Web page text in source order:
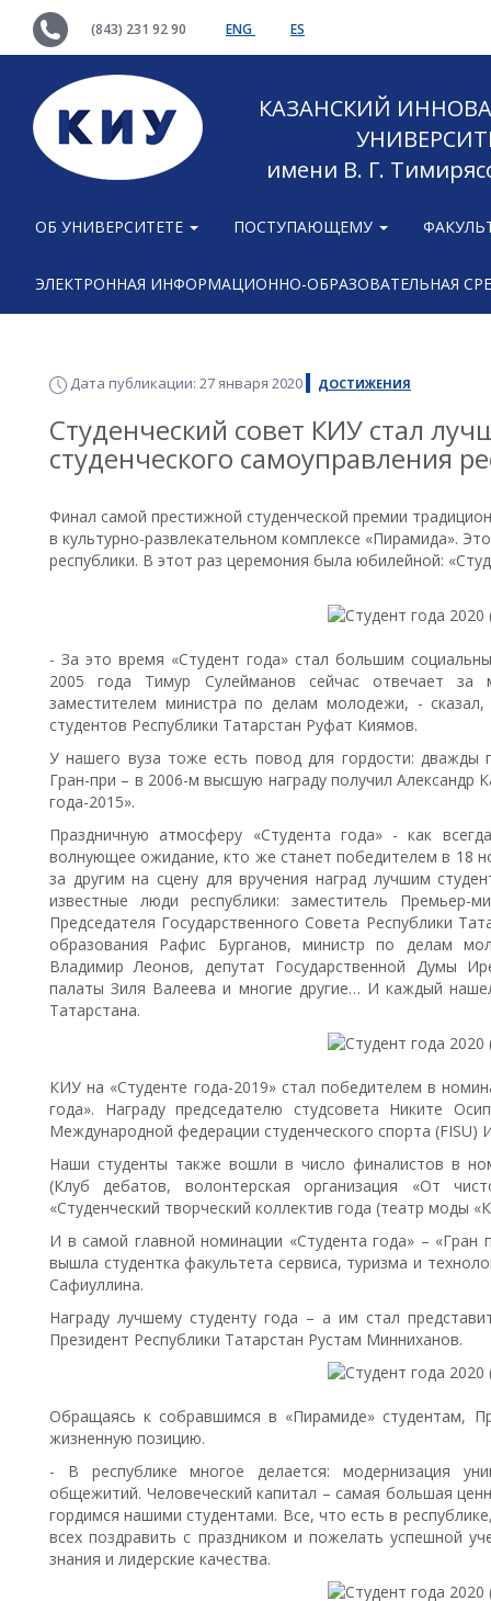
(843) 231 92 90 ENG ES
КАЗАНСКИЙ
имени В. Г.
ОБ УНИВЕРСИТЕТЕ ПОСТУПАЮЩЕМУ
ЭЛЕКТРОННАЯ ИНФОРМАЦИОННО-ОБРАЗОВАТЕЛЬНАЯ
Дата публикации: 27 января 2020 ДОСТИЖЕНИЯ
Студенческий совет КИУ стал
студенческого самоуправления
Финал самой престижной студенческой премии
в культурно-развлекательном комплексе «Пирамида».
республики. В этот раз церемония была юбилейной:
- За это время «Студент года» стал большим
2005 года Тимур Сулейманов сейчас отвечает за
заместителем министра по делам молодежи, - сказал,
студентов Республики Татарстан Руфат Киямов.
У нашего вуза тоже есть повод для гордости: дважды
Гран-при – в 2006-м высшую награду получил
года-2015».
Праздничную атмосферу «Студента года» - как
волнующее ожидание, кто же станет победителем в 18
за другим на сцену для вручения наград лучшим
известные люди республики: заместитель Премьер-
Председателя Государственного Совета Республики
образования Рафис Бурганов, министр по делам
Владимир Леонов, депутат Государственной Думы
палаты Зиля Валеева и многие другие… И каждый
Татарстана.
КИУ на «Студенте года-2019» стал победителем в
года». Награду председателю студсовета Никите
Международной федерации студенческого спорта (FISU)
Наши студенты также вошли в число финалистов в
(Клуб дебатов, волонтерская организация «От
«Студенческий творческий коллектив года (театр моды
И в самой главной номинации «Студента года» – «Гран
вышла студентка факультета сервиса, туризма и
Сафиуллина.
Награду лучшему студенту года – а им стал
Президент Республики Татарстан Рустам Минниханов.
Обращаясь к собравшимся в «Пирамиде» студентам,
жизненную позицию.
- В республике многое делается: модернизация
общежитий. Человеческий капитал – самая большая
гордимся нашими студентами. Все, что есть в
всех поздравить с праздником и пожелать успешной
знания и лидерские качества.